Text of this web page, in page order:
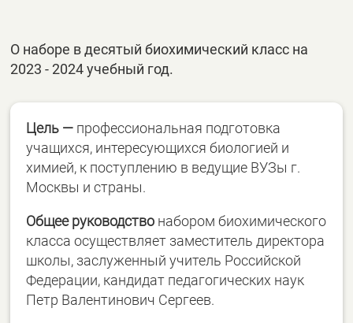
О наборе в десятый биохимический класс на
2023 - 2024 учебный год.
Цель — профессиональная подготовка
учащихся, интересующихся биологией и
химией, к поступлению в ведущие ВУЗы г.
Москвы и страны.
Общее руководство набором биохимического
класса осуществляет заместитель директора
школы, заслуженный учитель Российской
Федерации, кандидат педагогических наук
Петр Валентинович Сергеев.